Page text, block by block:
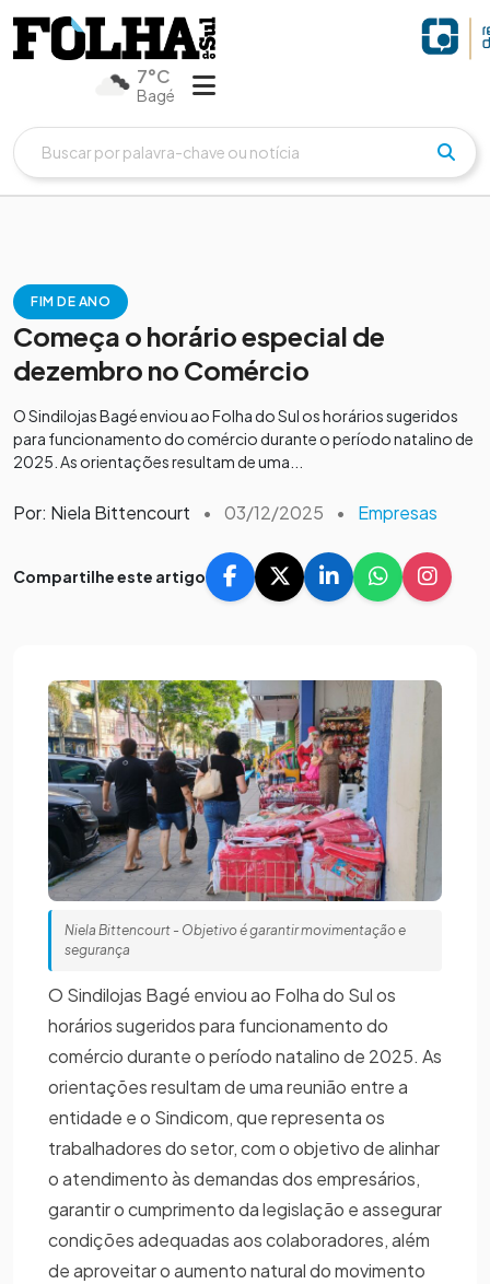
7°C
Bagé
FIM DE ANO
Começa o horário especial de
dezembro no Comércio
O Sindilojas Bagé enviou ao Folha do Sul os horários sugeridos
para funcionamento do comércio durante o período natalino de
2025. As orientações resultam de uma...
Por: Niela Bittencourt • 03/12/2025 • Empresas
Compartilhe este artigo
Niela Bittencourt - Objetivo é garantir movimentação e
segurança
O Sindilojas Bagé enviou ao Folha do Sul os
horários sugeridos para funcionamento do
comércio durante o período natalino de 2025. As
orientações resultam de uma reunião entre a
entidade e o Sindicom, que representa os
trabalhadores do setor, com o objetivo de alinhar
o atendimento às demandas dos empresários,
garantir o cumprimento da legislação e assegurar
condições adequadas aos colaboradores, além
de aproveitar o aumento natural do movimento